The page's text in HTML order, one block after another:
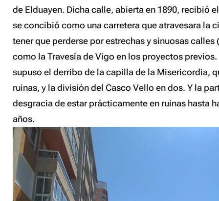
de Elduayen. Dicha calle, abierta en 1890, recibió
se concibió como una carretera que atravesara la
tener que perderse por estrechas y sinuosas calles
como la Travesía de Vigo en los proyectos
supuso el derribo de la capilla de la Misericordia,
ruinas, y la división del Casco Vello en dos. Y la
desgracia de estar prácticamente en ruinas hasta
años.